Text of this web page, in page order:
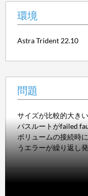
環境
Astra Trident 22.10
問題
サイズが比較的大き
パスルートがfailed
ボリュームの接続時
うエラーが繰り返し